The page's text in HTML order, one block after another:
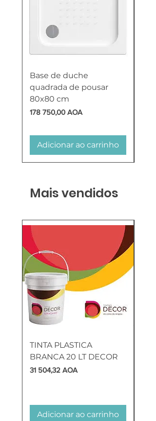
Base de duche
quadrada de pousar
80x80 cm
Preço
178 750,00 AOA
Adicionar ao carrinho
Mais vendidos
TINTA PLASTICA
BRANCA 20 LT DECOR
Preço
31 504,32 AOA
Adicionar ao carrinho